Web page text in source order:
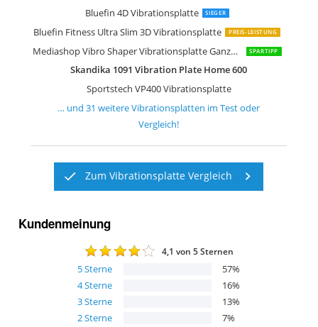
Bluefin 4D Vibrationsplatte SIEGER
Bluefin Fitness Ultra Slim 3D Vibrationsplatte PREIS-LEISTUNG
Mediashop Vibro Shaper Vibrationsplatte Ganzkörper Trainingsgerät SPARTIPP
Skandika 1091 Vibration Plate Home 600
Sportstech VP400 Vibrationsplatte
Sportstech Profi Vibrationsplatte
Bluefin Fitness 3D Dual-Motor
Kwasyo 3D Power Vibrationsplatte
Sportstech Vibrationsplatte VP200
Bluefin Fitness Vibrationsplatte Pro
skandika 4D Vibrationsplatte V2000
skandika 4D Vibrationsplatte V2500
Sportstech Vibrationsplatte VP210
skandika 900 Plus Vibrationsplatte
Klarfit Vibe 4DX Vibrationsplatte
Klarfit Vibe VX Vibrationsplatte
skandika Home Vibration Plate 500
Navaris Vibrationsplatte Ganzkörper
skandika Vibrationsplatte Virke aus
Skandika Vibrationsplatte V1 Twin
Mediashop VibroLegs Massage Gerät
… und31 weitereVibrationsplatten im Test oder
Vergleich!
Zum Vibrationsplatte Vergleich
Kundenmeinung
4,1 von 5 Sternen
5Sterne 57%
4Sterne 16%
3Sterne 13%
2Sterne 7%